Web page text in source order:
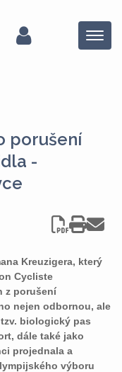
Menu
porušení
-
Kreuzigera, který
Cycliste
z porušení
nejen odbornou, ale
biologický pas
dále také jako
projednala a
výboru